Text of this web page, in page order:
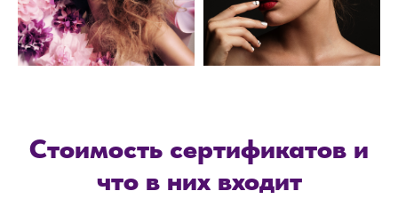
Стоимость сертификатов и
что в них входит